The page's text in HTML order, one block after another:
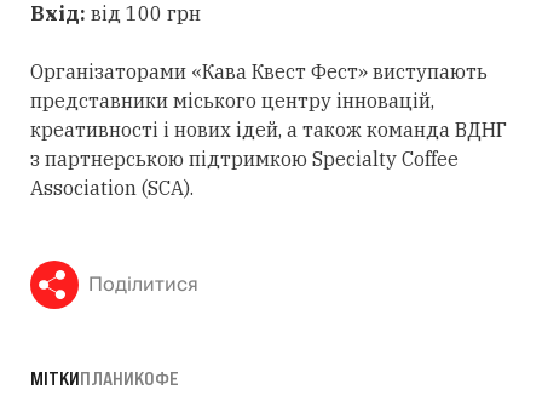
Вхід: від 100 грн
Організаторами «Кава Квест Фест» виступають
представники міського центру інновацій,
креативності і нових ідей, а також команда ВДНГ
з партнерською підтримкою Specialty Coffee
Association (SCA).
Поділитися
МІТКИПЛАНИКОФЕ